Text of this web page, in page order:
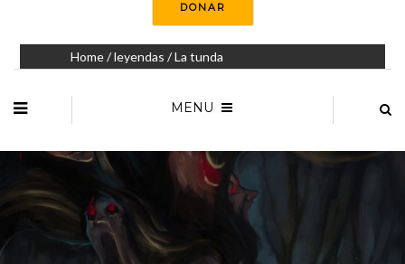
DONAR
Home/leyendas / La tunda
MENU